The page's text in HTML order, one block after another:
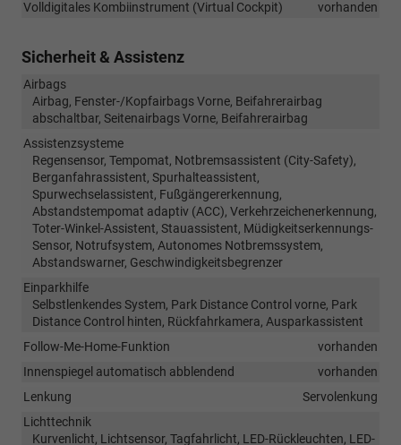
Volldigitales Kombiinstrument (Virtual Cockpit)
vorhanden
Sicherheit & Assistenz
Airbags
Airbag, Fenster-/Kopfairbags Vorne, Beifahrerairbag
abschaltbar, Seitenairbags Vorne, Beifahrerairbag
Assistenzsysteme
Regensensor, Tempomat, Notbremsassistent (City-Safety),
Berganfahrassistent, Spurhalteassistent,
Spurwechselassistent, Fußgängererkennung,
Abstandstempomat adaptiv (ACC), Verkehrzeichenerkennung,
Toter-Winkel-Assistent, Stauassistent, Müdigkeitserkennungs-
Sensor, Notrufsystem, Autonomes Notbremssystem,
Abstandswarner, Geschwindigkeitsbegrenzer
Einparkhilfe
Selbstlenkendes System, Park Distance Control vorne, Park
Distance Control hinten, Rückfahrkamera, Ausparkassistent
Follow-Me-Home-Funktion
vorhanden
Innenspiegel automatisch abblendend
vorhanden
Lenkung
Servolenkung
Lichttechnik
Kurvenlicht, Lichtsensor, Tagfahrlicht, LED-Rückleuchten, LED-